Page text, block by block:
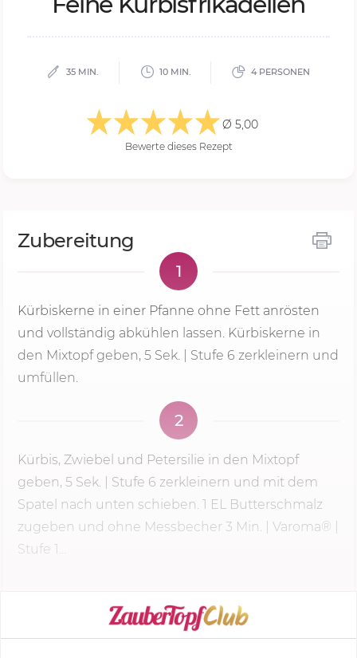
35 MIN. 10 MIN. 4 PERSONEN
Ø 5,00
Bewerte dieses Rezept
Zubereitung
1
Kürbiskerne in einer Pfanne ohne Fett anrösten
und vollständig abkühlen lassen. Kürbiskerne in
den Mixtopf geben, 5 Sek. Stufe 6 zerkleinern und
umfüllen.
2
Kürbis, Zwiebel und Petersilie in den Mixtopf
geben, 5 Sek. Stufe 6 zerkleinern und mit dem
Spatel nach unten schieben. 1 EL Butterschmalz
zugeben und ohne Messbecher 3 Min.
| Varoma® |
Stufe 1...
KOCHMODUS STARTEN